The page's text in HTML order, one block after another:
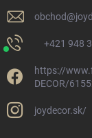
obchod@
+421 948
https://
DECOR/
joydecor.sk/